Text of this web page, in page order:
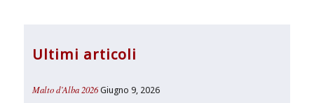
Ultimi articoli
Malto d’Alba 2026 Giugno 9, 2026